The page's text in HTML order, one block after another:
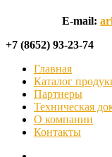
E-mail:
+7 (8652) 93-23-
Главная
Каталог
Партнеры
Техническая
О компании
Контакты